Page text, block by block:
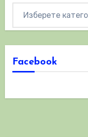
Facebook